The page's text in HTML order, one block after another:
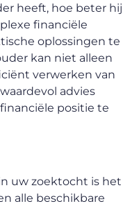
heeft, hoe beter hij
financiële
oplossingen te
kan niet alleen
verwerken van
advies
positie te
uw zoektocht is het
alle beschikbare